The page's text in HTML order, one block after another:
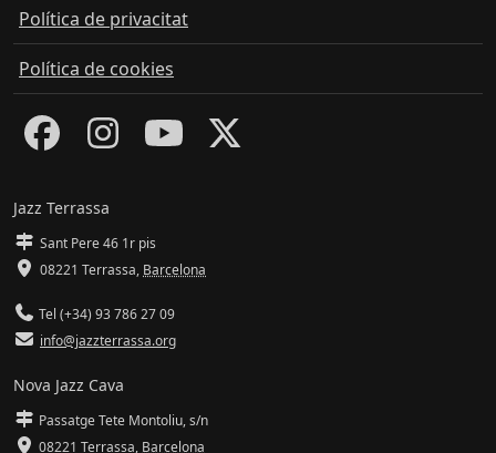
Política de privacitat
Política de cookies
Jazz Terrassa
Sant Pere 46 1r pis
08221 Terrassa, Barcelona
Tel (+34) 93 786 27 09
info@jazzterrassa.org
Nova Jazz Cava
Passatge Tete Montoliu, s/n
08221 Terrassa, Barcelona